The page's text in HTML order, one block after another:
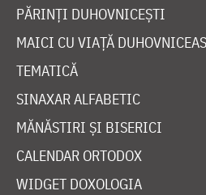
PĂRINȚI DUHOVNICEȘTI
MAICI CU VIAȚĂ
TEMATICĂ
SINAXAR ALFABETIC
MĂNĂSTIRI ȘI BISERICI
CALENDAR ORTODOX
WIDGET DOXOLOGIA